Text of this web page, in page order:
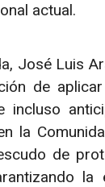
actual.
José Luis
de
incluso
la
de
la